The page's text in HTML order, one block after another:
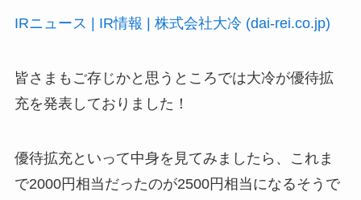
IRニュース | IR情報 | 株式会社大冷 (dai-rei.co.jp)
皆さまもご存じかと思うところでは大冷が優待拡
充を発表しておりました！
優待拡充といって中身を見てみましたら、これま
で2000円相当だったのが2500円相当になるそうで